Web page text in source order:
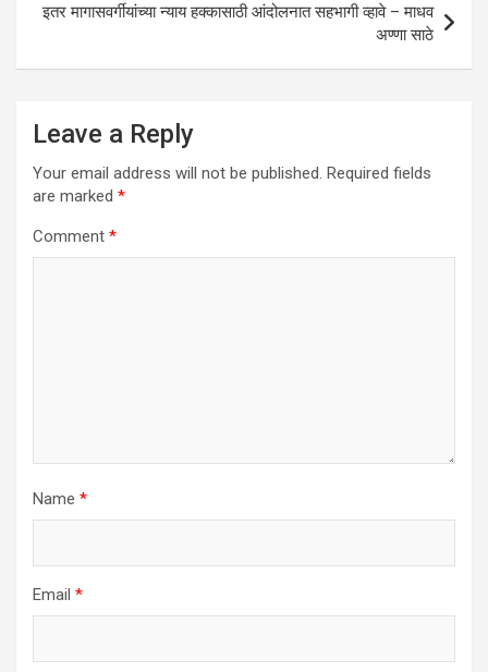
इतर मागासवर्गीयांच्या न्याय हक्कासाठी आंदोलनात सहभागी व्हावे – माधव
अण्णा साठे
Leave a Reply
Your email address will not be published. Required fields
are marked *
Comment *
Name *
Email *